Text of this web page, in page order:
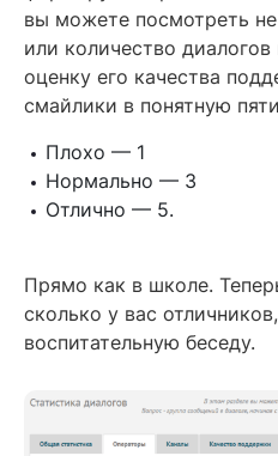
вы можете посмотреть
или количество
оценку его качества
смайлики в понятную
Плохо — 1
Нормально — 3
Отлично — 5.
Прямо как в школе.
сколько у вас
воспитательную беседу.